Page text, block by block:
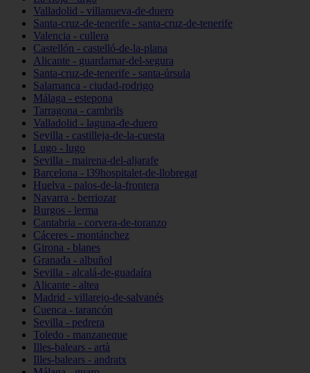
Valladolid - villanueva-de-duero
Santa-cruz-de-tenerife - santa-cruz-de-tenerife
Valencia - cullera
Castellón - castelló-de-la-plana
Alicante - guardamar-del-segura
Santa-cruz-de-tenerife - santa-úrsula
Salamanca - ciudad-rodrigo
Málaga - estepona
Tarragona - cambrils
Valladolid - laguna-de-duero
Sevilla - castilleja-de-la-cuesta
Lugo - lugo
Sevilla - mairena-del-aljarafe
Barcelona - l39hospitalet-de-llobregat
Huelva - palos-de-la-frontera
Navarra - berriozar
Burgos - lerma
Cantabria - corvera-de-toranzo
Cáceres - montánchez
Girona - blanes
Granada - albuñol
Sevilla - alcalá-de-guadaíra
Alicante - altea
Madrid - villarejo-de-salvanés
Cuenca - tarancón
Sevilla - pedrera
Toledo - manzaneque
Illes-balears - artà
Illes-balears - andratx